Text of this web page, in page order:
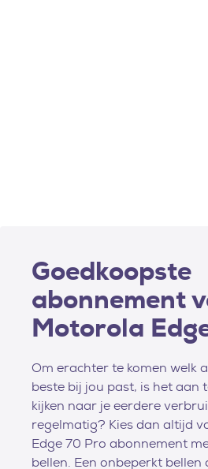
Goedkoopste
abonnement
Motorola
Om erachter te komen welk
beste bij jou past, is het aan
kijken naar je eerdere
regelmatig? Kies dan altijd
Edge 70 Pro abonnement
bellen. Een onbeperkt